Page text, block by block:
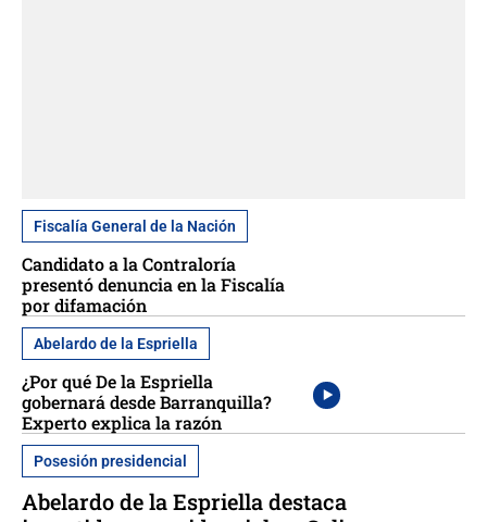
Fiscalía General de la Nación
Candidato a la Contraloría
presentó denuncia en la Fiscalía
por difamación
Abelardo de la Espriella
¿Por qué De la Espriella
gobernará desde Barranquilla?
Experto explica la razón
Posesión presidencial
Abelardo de la Espriella destaca